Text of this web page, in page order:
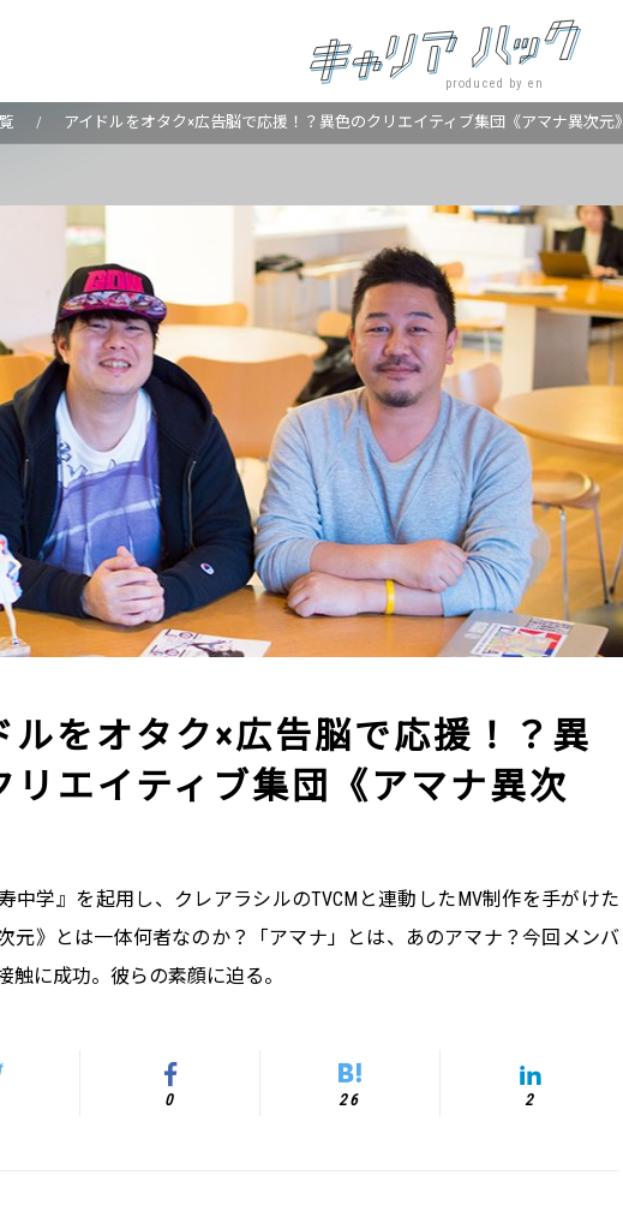
produced by en
アイドルをオタク×広告脳で応援！？異色のクリエイティブ集団《アマナ異次元》
ルをオタク×広告脳で応援！？異
リエイティブ集団《アマナ異次
中学』を起用し、クレアラシルのTVCMと連動したMV制作を手がけた
元》とは一体何者なのか？「アマナ」とは、あのアマナ？今回メンバ
触に成功。彼らの素顔に迫る。
0 26 2